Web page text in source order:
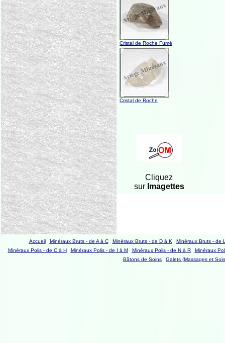
Cristal de Roche Fumé
Cristal de Roche
Cliquez
surImagettes
Accueil Minéraux Bruts - de A à C Minéraux Bruts - de D à K
Minéraux Bruts - de
Minéraux Polis - de C à H
Minéraux Polis - de I à M Minéraux Polis - de N à R
Minéraux
Bâtons de Soins
Galets (Massages et